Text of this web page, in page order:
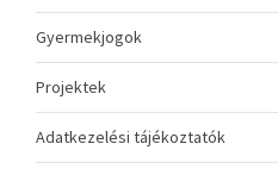
Gyermekjogok
Projektek
Adatkezelési tájékoztatók